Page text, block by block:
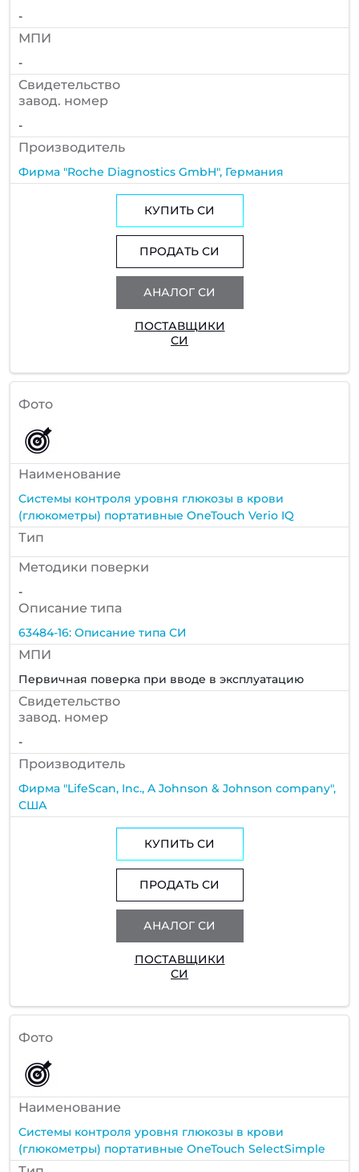
-
МПИ
-
Cвидетельство
завод. номер
-
Производитель
Фирма "Roche Diagnostics GmbH", Германия
КУПИТЬ СИ
ПРОДАТЬ СИ
АНАЛОГ СИ
ПОСТАВЩИКИ
СИ
Фото
Наименование
Системы контроля уровня глюкозы в крови
(глюкометры) портативные OneTouch Verio IQ
Тип
Методики поверки
-
Описание типа
63484-16: Описание типа СИ
МПИ
Первичная поверка при вводе в эксплуатацию
Cвидетельство
завод. номер
-
Производитель
Фирма "LifeScan, Inc., A Johnson & Johnson company",
США
КУПИТЬ СИ
ПРОДАТЬ СИ
АНАЛОГ СИ
ПОСТАВЩИКИ
СИ
Фото
Наименование
Системы контроля уровня глюкозы в крови
(глюкометры) портативные OneTouch SelectSimple